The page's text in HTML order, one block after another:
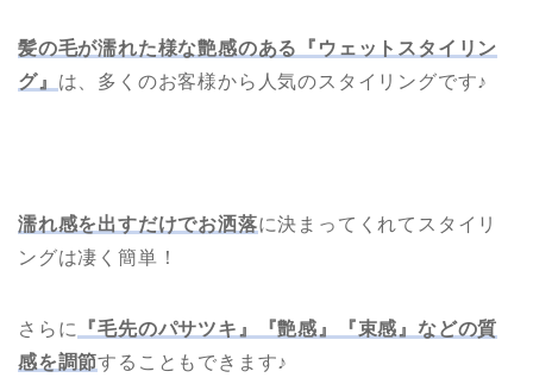
髪の毛が濡れた様な艶感のある『ウェットスタイリン
グ』 は、多くのお客様から人気のスタイリングです♪
濡れ感を出すだけでお洒落に決まってくれてスタイリ
ングは凄く簡単！
さらに
『毛先のパサツキ』『艶感』『束感』などの質
感を調節することもできます♪